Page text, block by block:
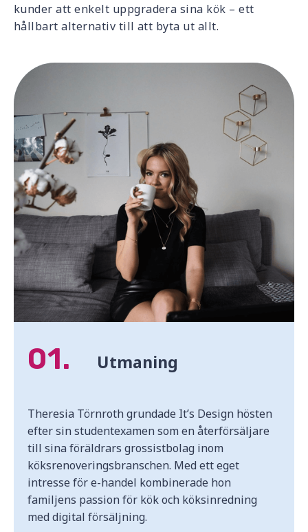
kunder att enkelt uppgradera sina kök – ett
hållbart alternativ till att byta ut allt.
01. Utmaning
Theresia Törnroth grundade It’s Design hösten
efter sin studentexamen som en återförsäljare
till sina föräldrars grossistbolag inom
köksrenoveringsbranschen. Med ett eget
intresse för e-handel kombinerade hon
familjens passion för kök och köksinredning
med digital försäljning.